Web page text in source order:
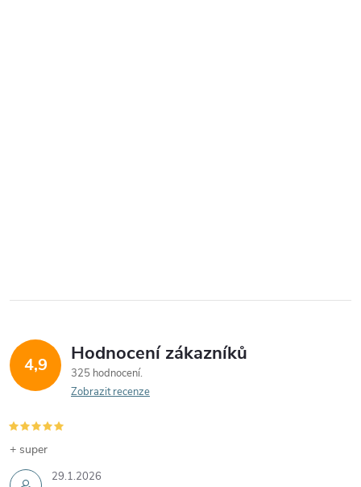
4,9 Hodnocení zákazníků
325 hodnocení
Zobrazit recenze
29.1.2026
+ super